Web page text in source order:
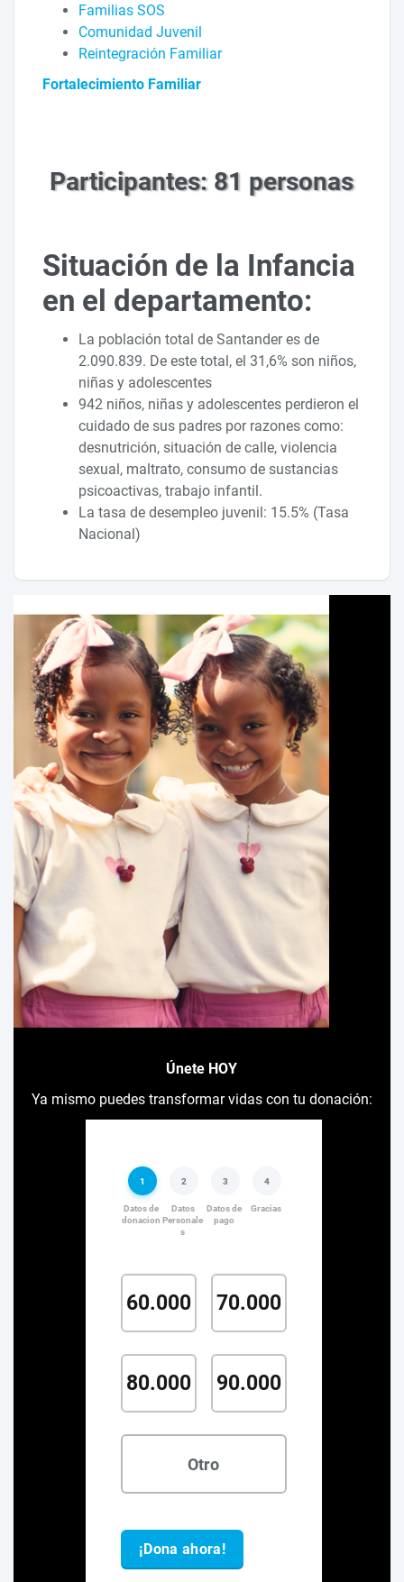
Familias SOS
Comunidad Juvenil
Reintegración Familiar
Fortalecimiento Familiar
Participantes: 81 personas
Situación de la Infancia
en el departamento:
La población total de Santander es de
2.090.839. De este total, el 31,6% son niños,
niñas y adolescentes
942 niños, niñas y adolescentes perdieron el
cuidado de sus padres por razones como:
desnutrición, situación de calle, violencia
sexual, maltrato, consumo de sustancias
psicoactivas, trabajo infantil.
La tasa de desempleo juvenil: 15.5% (Tasa
Nacional)
Únete HOY
Ya mismo puedes transformar vidas con tu donación: